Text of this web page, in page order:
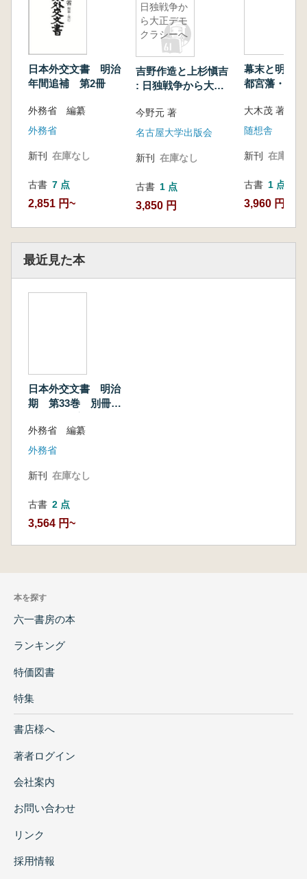
日本外交文書 明治
年間追補 第2冊
外務省 編纂
外務省
新刊 在庫なし
古書 7 点
2,851 円~
日独戦争か
ら大正デモ
クラシーへ
吉野作造と上杉愼吉
: 日独戦争から大正
今野元 著
名古屋大学出版会
新刊 在庫なし
古書 1 点
3,850 円
幕末と明治
都宮藩・茂
大木茂 著
随想舎
新刊 在庫なし
古書 1 点
3,960 円
最近見た本
日本外交文書 明治
期 第33巻 別冊
外務省 編纂
外務省
新刊 在庫なし
古書 2 点
3,564 円~
本を探す
六一書房の本
ランキング
特価図書
特集
書店様へ
著者ログイン
会社案内
お問い合わせ
リンク
採用情報